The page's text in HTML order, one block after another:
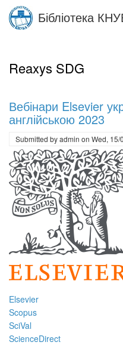
Skip
main
Бібліотека
Reaxys SDG
Вебінари Elsevier
англійською 2023
Submitted byadmin on Wed, 15/
Elsevier
Scopus
SciVal
ScienceDirect